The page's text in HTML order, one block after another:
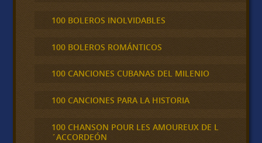
100 BOLEROS INOLVIDABLES
100 BOLEROS ROMÁNTICOS
100 CANCIONES CUBANAS DEL MILENIO
100 CANCIONES PARA LA HISTORIA
100 CHANSON POUR LES AMOUREUX DE L
´ACCORDEÓN